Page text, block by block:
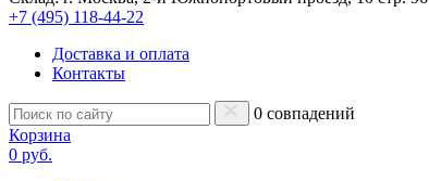
+7 (495) 118-44-22
Доставка и оплата
Контакты
0 совпадений
Корзина
0 руб.